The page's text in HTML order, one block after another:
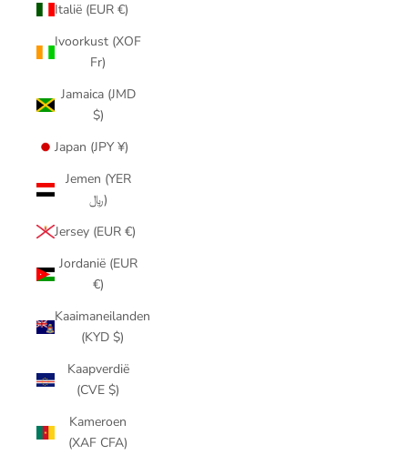
Italië (EUR €)
Ivoorkust (XOF
Fr)
Jamaica (JMD
$)
Japan (JPY ¥)
Jemen (YER
﷼)
Jersey (EUR €)
Jordanië (EUR
€)
Kaaimaneilanden
(KYD $)
Kaapverdië
(CVE $)
Kameroen
(XAF CFA)